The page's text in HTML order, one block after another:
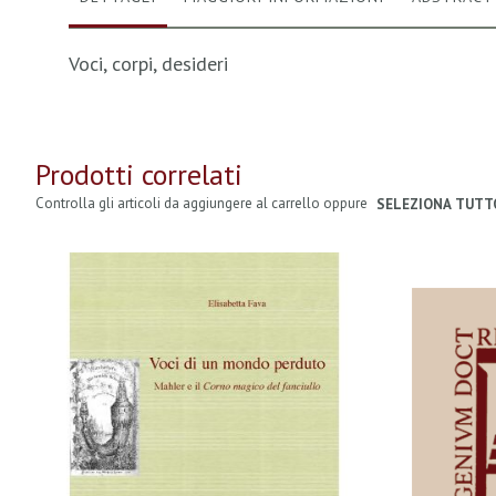
Voci, corpi, desideri
Prodotti correlati
Controlla gli articoli da aggiungere al carrello oppure SELEZIONA